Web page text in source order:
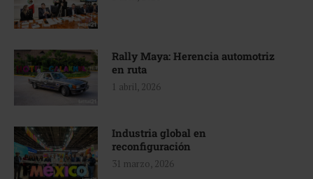
Rally Maya: Herencia automotriz
en ruta
1 abril, 2026
Industria global en
reconfiguración
31 marzo, 2026